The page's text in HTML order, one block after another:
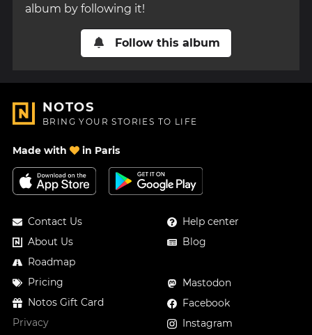
album by following it!
Follow this album
NOTOS
BRING YOUR STORIES TO LIFE
Made with in Paris
Contact Us
About Us
Roadmap
Pricing
Notos Gift Card
Privacy
Help center
Blog
Mastodon
Facebook
Instagram